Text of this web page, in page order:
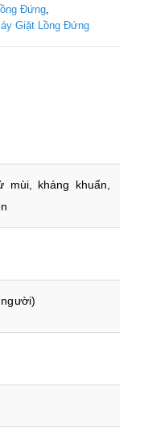
Đứng
Giặt Lồng Đứng
mùi, kháng khuẩn,